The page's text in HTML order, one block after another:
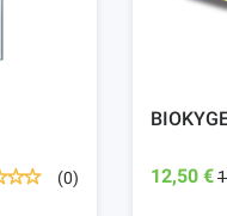
(0) 12,50 €